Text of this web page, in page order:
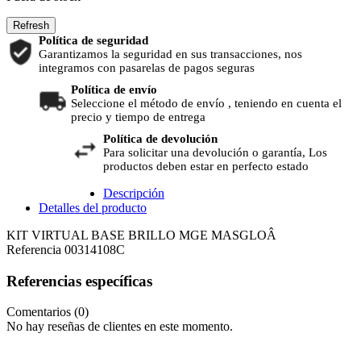
Política de seguridad
Garantizamos la seguridad en sus transacciones, nos
integramos con pasarelas de pagos seguras
Política de envío
Seleccione el método de envío , teniendo en cuenta el
precio y tiempo de entrega
Política de devolución
Para solicitar una devolución o garantía, Los
productos deben estar en perfecto estado
Descripción
Detalles del producto
KIT VIRTUAL BASE BRILLO MGE MASGLOÂ
Referencia 00314108C
Referencias específicas
Comentarios (0)
No hay reseñas de clientes en este momento.